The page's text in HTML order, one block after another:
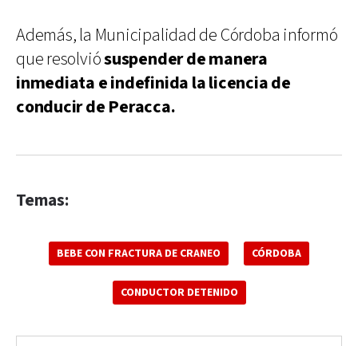
Además, la Municipalidad de Córdoba informó
que resolviósuspender de manera
inmediata e indefinida la licencia de
conducir de Peracca.
Temas:
BEBE CON FRACTURA DE CRANEO CÓRDOBA
CONDUCTOR DETENIDO